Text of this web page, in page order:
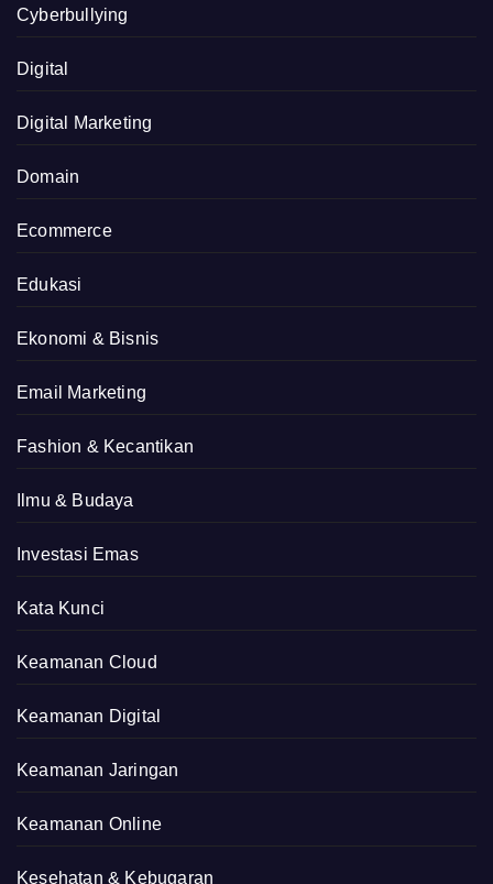
Cyberbullying
Digital
Digital Marketing
Domain
Ecommerce
Edukasi
Ekonomi & Bisnis
Email Marketing
Fashion & Kecantikan
Ilmu & Budaya
Investasi Emas
Kata Kunci
Keamanan Cloud
Keamanan Digital
Keamanan Jaringan
Keamanan Online
Kesehatan & Kebugaran